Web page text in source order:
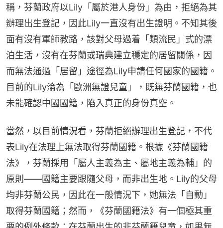
稱，芬蘭政府以Lily「屬於港人身份」為由，拒絕為其
辦理出生登記，因此Lily一直沒有出生證明。不知其後
面有沒有軍師教路，該對父母過着「類流民」式的漂
泊生活，沒有在芬蘭或瑞典建立穩定的居留關係，因
而無法通過「居留」途徑為Lily申請任何國家的國籍。
目前的Lily淪為「歐洲無證兒童」，既無芬蘭國籍，也
未能確認中國國籍，陷入真正的身份真空。
當然，以目前情況看，芬蘭拒絕辦理出生登記，不代
表Lily在法理上無法取得芬蘭國籍。根據《芬蘭國籍
法》，芬蘭採用「屬人主義為主、屬地主義為輔」的
原則——國籍主要跟隨父母，而非出生地。Lily的父母
均非芬蘭公民，因此在一般情況下，她無法「自動」
取得芬蘭國籍；然而，《芬蘭國籍法》有一個極其重